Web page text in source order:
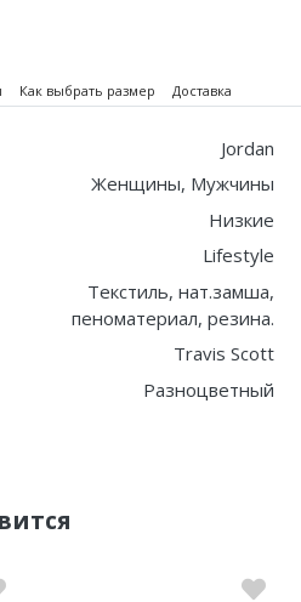
Как выбрать размер Доставка
Jordan
Женщины, Мужчины
Низкие
Lifestyle
Текстиль, нат.замша,
пеноматериал, резина.
Travis Scott
Разноцветный